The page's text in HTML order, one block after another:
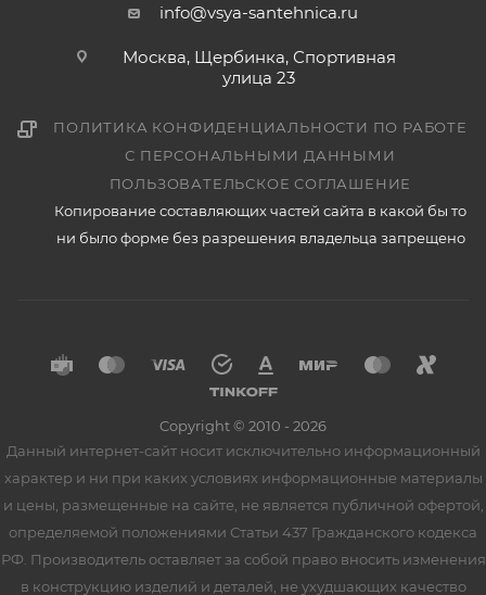
info@vsya-santehnica.ru
Москва, Щербинка, Спортивная
улица 23
ПОЛИТИКА КОНФИДЕНЦИАЛЬНОСТИ ПО РАБОТЕ
С ПЕРСОНАЛЬНЫМИ ДАННЫМИ
ПОЛЬЗОВАТЕЛЬСКОЕ СОГЛАШЕНИЕ
Копирование составляющих частей сайта в какой бы то
ни было форме без разрешения владельца запрещено
Copyright © 2010 - 2026
Данный интернет-сайт носит исключительно информационный
характер и ни при каких условиях информационные материалы
и цены, размещенные на сайте, не является публичной офертой,
определяемой положениями Статьи 437 Гражданского кодекса
РФ. Производитель оставляет за собой право вносить изменения
в конструкцию изделий и деталей, не ухудшающих качество